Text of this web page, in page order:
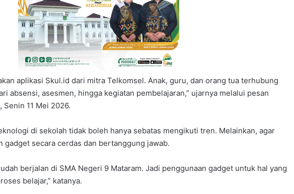
aplikasi Skul.id dari mitra Telkomsel. Anak, guru, dan orang tua terhubung
absensi, asesmen, hingga kegiatan pembelajaran,” ujarnya melalui pesan
, Senin 11 Mei 2026.
di sekolah tidak boleh hanya sebatas mengikuti tren. Melainkan, agar
gadget secara cerdas dan bertanggung jawab.
berjalan di SMA Negeri 9 Mataram. Jadi penggunaan gadget untuk hal yang
belajar,” katanya.